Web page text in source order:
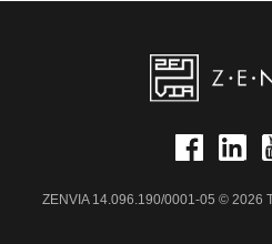
ZENVIA 14.096.190/0001-05 © 2026